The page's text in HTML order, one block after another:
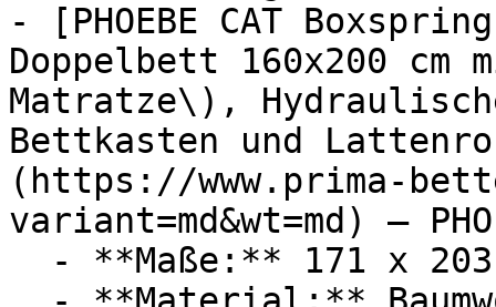
- [PHOEBE CAT
Doppelbett 160x200 cm
Matratze\),
Bettkasten und
(https://www.prima-
variant=md&wt=md) —